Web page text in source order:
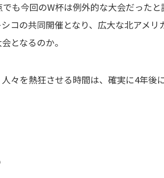
も今回のW杯は例外的な大会だった
コの共同開催となり、広大な北アメ
となるのか。
々を熱狂させる時間は、確実に4年後